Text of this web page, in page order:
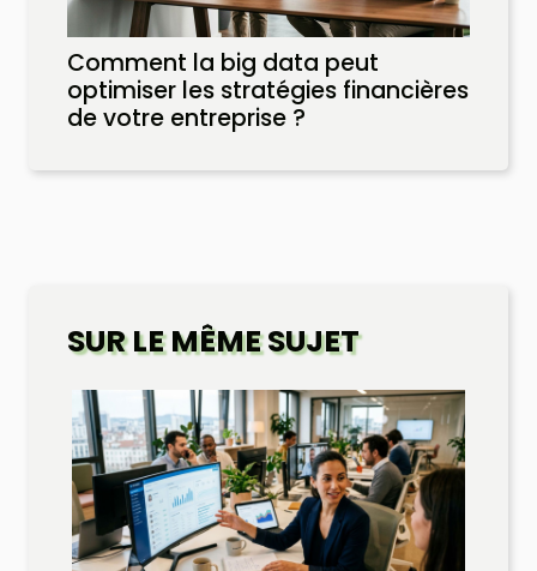
Comment la big data peut
optimiser les stratégies financières
de votre entreprise ?
SUR LE MÊME SUJET